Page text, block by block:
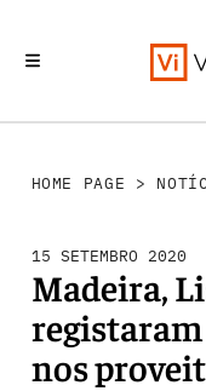
HOME PAGE >
15 SETEMBRO 2020
Madeira,
nos